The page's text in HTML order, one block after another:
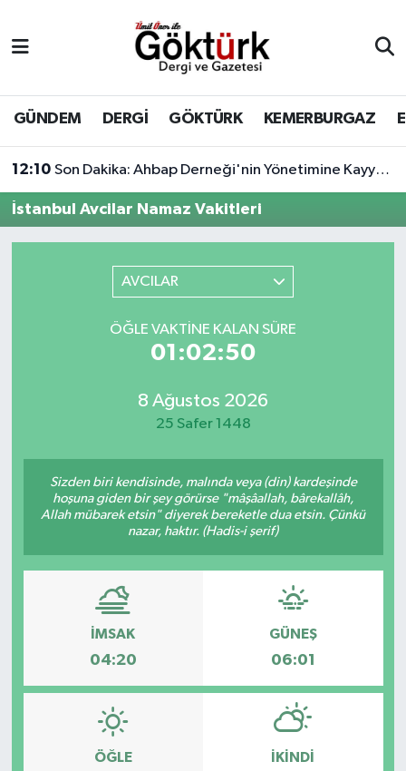
GÜNDEM DERGİ GÖKTÜRK KEMERBURGAZ
12:10 Son Dakika: Ahbap Derneği'nin Yönetimine Kayyum Atandı
İstanbul Avcilar Namaz Vakitleri
AVCILAR
ÖĞLE VAKTINE KALAN SÜRE
01:02:50
8 Ağustos 2026
25 Safer 1448
Sizden biri kendisinde, malında veya (din) kardeşinde
hoşuna giden bir şey görürse "mâşâallah, bârekallâh,
Allah mübarek etsin" diyerek bereketle dua etsin. Çünkü
nazar, haktır. (Hadis-i şerif)
İMSAK
04:20
GÜNEŞ
06:01
ÖĞLE İKINDI
BİLİM
DERGİ
DÜNYA
EKONOMİ
KÜLTÜR - SANAT
SAĞLIK
TEKNOLOJİ
TİCARET
Eyüpsultan Hava Durumu
Eyüpsultan Trafik Yoğunluk Haritası
Süper Lig Puan Durumu ve Fikstür
Tüm Manşetler
Haber Arşivi